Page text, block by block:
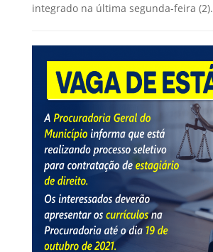
integrado na última segunda-feira (2).